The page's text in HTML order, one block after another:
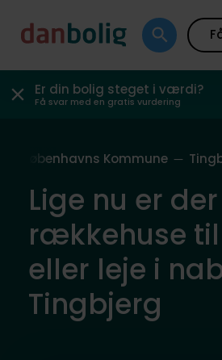
Er din bolig steget i værdi?
Få svar med en gratis vurdering
Københavns Kommune
Lige nu er
rækkehuse
eller leje i
Tingbjerg